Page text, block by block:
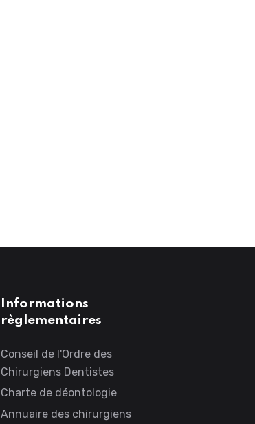
Informations
règlementaires
Conseil de l'Ordre des
Chirurgiens Dentistes
Charte de déontologie
Annuaire des chirurgiens